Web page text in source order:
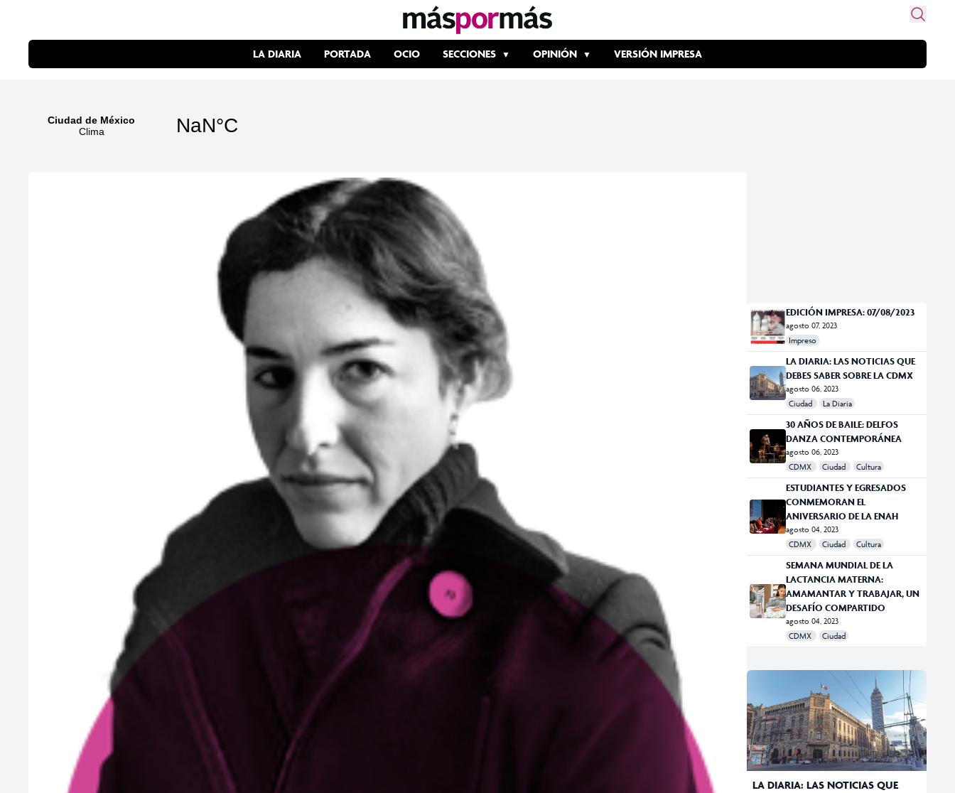
LA DIARIA PORTADA OCIO SECCIONES OPINIÓN VERSIÓN IMPRESA
EDICIÓN IMPRESA: 07/08/2023
agosto 07, 2023
Impreso
LA DIARIA: LAS NOTICIAS QUE
DEBES SABER SOBRE LA CDMX
agosto 06, 2023
Ciudad
La Diaria
30 AÑOS DE BAILE: DELFOS
DANZA CONTEMPORÁNEA
agosto 06, 2023
CDMX
Ciudad Cultura
ESTUDIANTES Y EGRESADOS
CONMEMORAN EL
ANIVERSARIO DE LA ENAH
agosto 04, 2023
CDMX
Ciudad Cultura
SEMANA MUNDIAL DE LA
LACTANCIA MATERNA:
AMAMANTAR Y TRABAJAR, UN
DESAFÍO COMPARTIDO
agosto 04, 2023
CDMX
Ciudad
LA DIARIA: LAS NOTICIAS QUE